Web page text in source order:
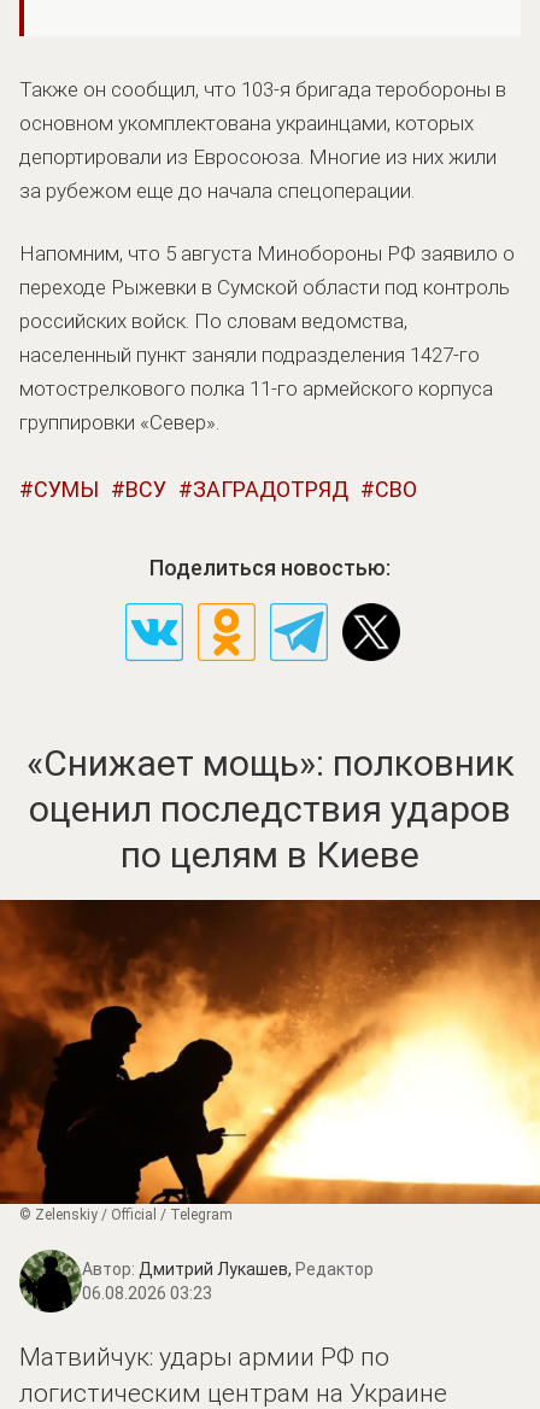
Также он сообщил, что 103-я бригада теробороны в
основном укомплектована украинцами, которых
депортировали из Евросоюза. Многие из них жили
за рубежом еще до начала спецоперации.
Напомним, что 5 августа Минобороны РФ заявило о
переходе Рыжевки в Сумской области под контроль
российских войск. По словам ведомства,
населенный пункт заняли подразделения 1427-го
мотострелкового полка 11-го армейского корпуса
группировки «Север».
СУМЫ ВСУ ЗАГРАДОТРЯД СВО
Поделиться новостью:
«Снижает мощь»: полковник
оценил последствия ударов
по целям в Киеве
© Zеlеnskiу / Оfficiаl / Telegram
Автор: Дмитрий Лукашев, Редактор
06.08.2026 03:23
Матвийчук: удары армии РФ по
логистическим центрам на Украине